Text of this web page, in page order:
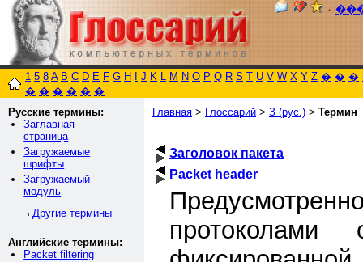
٠
1 5 8 A B C D E F G H J K L M N O P Q R S T U V W X Y Z � � �
� � � � � �
Русские термины:
Заглавная
страница
Загружаемые
шрифты
Загружаемый
модуль
¬ Другие термины
Английские термины:
Packet filtering
Главная > Глоссарий > З (рус.) > Термин
Заголовок пакета
Packet header
протоколами